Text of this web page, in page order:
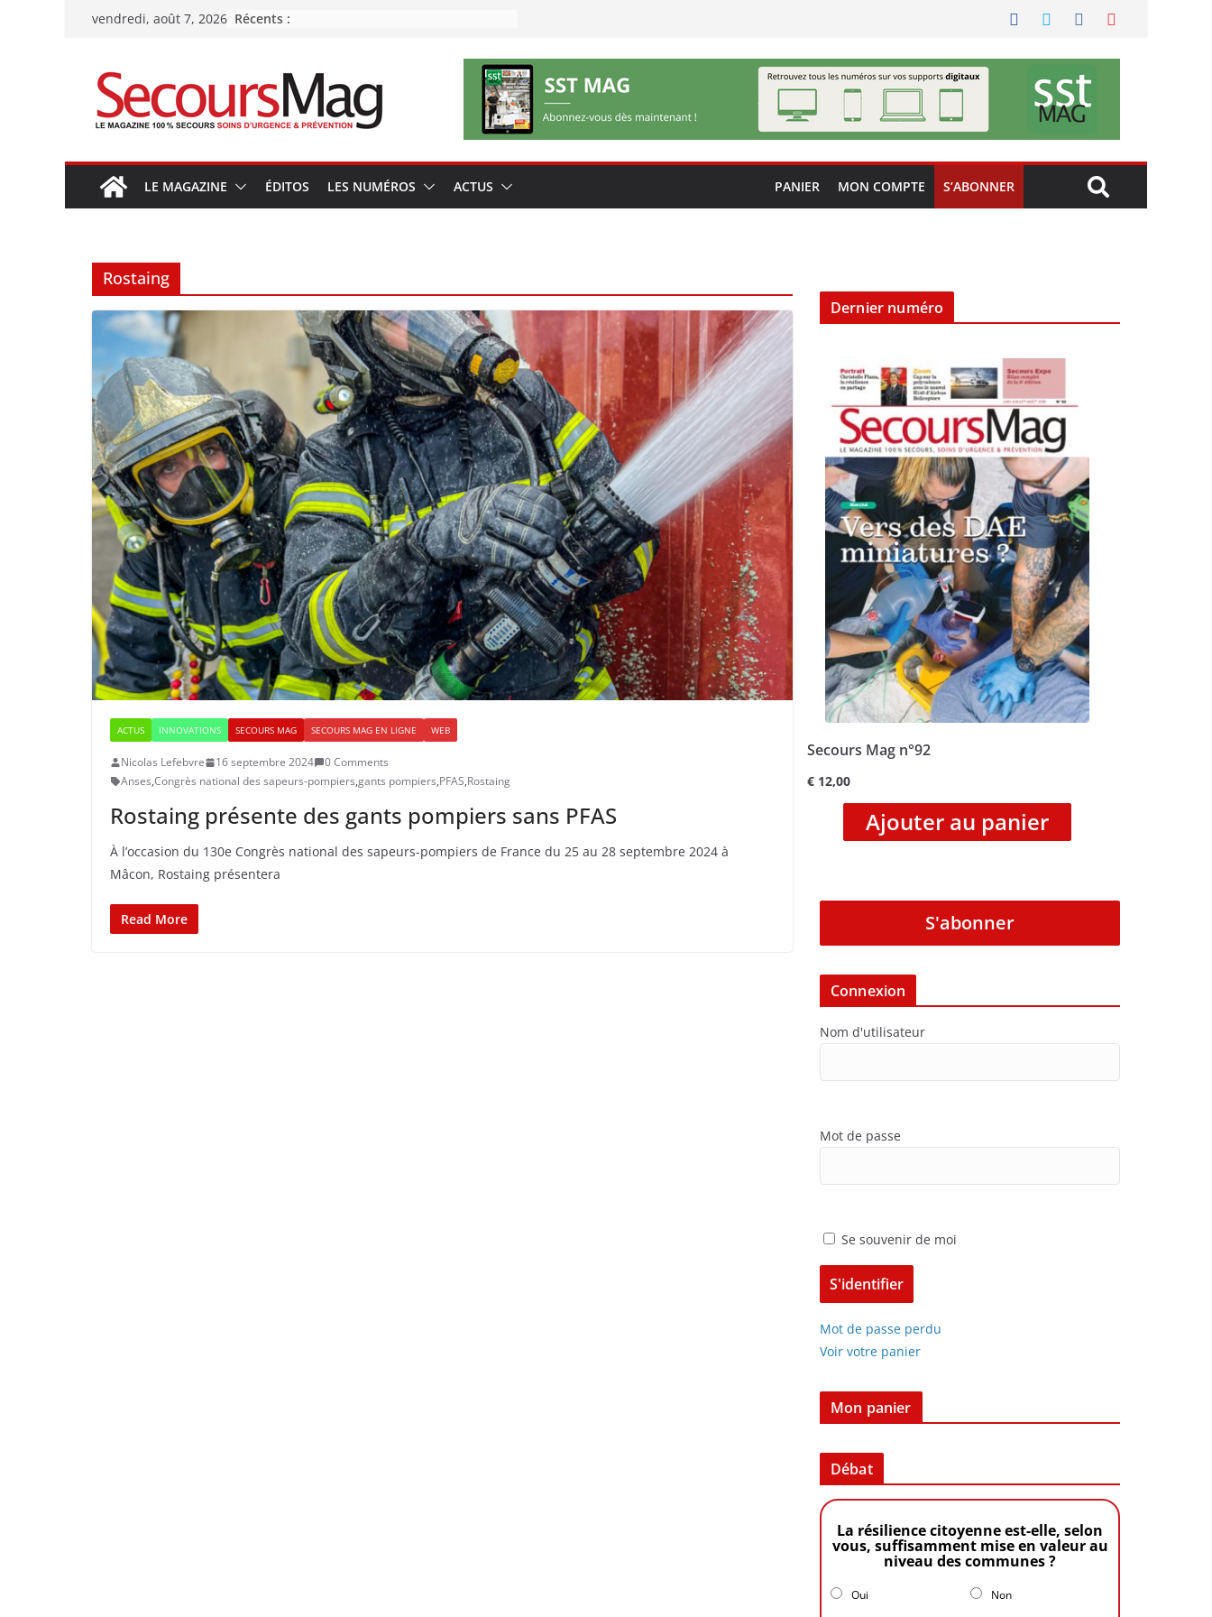
Passervendredi, août 7, 2026 Récents :
LE MAGAZINE ÉDITOS LES NUMÉROS ACTUS PANIER MON COMPTE S’ABONNER
Rostaing
ACTUS INNOVATIONS SECOURS MAG SECOURS MAG EN LIGNE WEB
Nicolas Lefebvre 16 septembre 2024
0 Comments
Anses,Congrès national des sapeurs-pompiers,gants pompiers,PFAS,Rostaing
Rostaing présente des gants pompiers sans PFAS
À l’occasion du 130e Congrès national des sapeurs-pompiers de France du 25 au 28 septembre 2024 à
Mâcon, Rostaing présentera
Read More
Dernier numéro
Secours Mag n°92
€ 12,00
Ajouter au panier
S'abonner
Connexion
Nom d'utilisateur
Mot de passe
Se souvenir de moi
Mot de passe perdu
Voir votre panier
Mon panier
Débat
La résilience citoyenne est-elle, selon
vous, suffisamment mise en valeur au
niveau des communes ?
Oui Non